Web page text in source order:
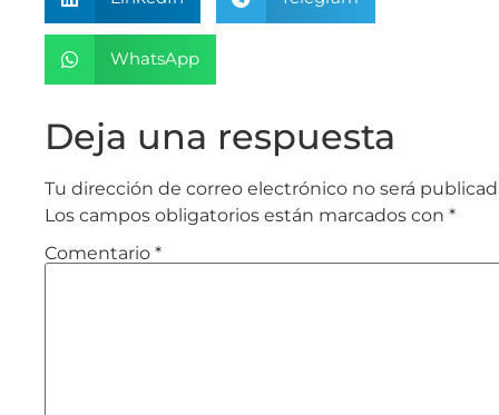
WhatsApp
Deja una respuesta
Tu dirección de correo electrónico no será
Los campos obligatorios están marcados con *
Comentario *